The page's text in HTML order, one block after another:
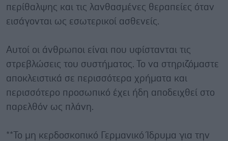
περίθαλψης και τις λανθασμένες θεραπείες όταν
εισάγονται ως εσωτερικοί ασθενείς.
Αυτοί οι άνθρωποι είναι που υφίστανται τις
στρεβλώσεις του συστήματος. Το να στηριζόμαστε
αποκλειστικά σε περισσότερα χρήματα και
περισσότερο προσωπικό έχει ήδη αποδειχθεί στο
παρελθόν ως πλάνη.
**Το μη κερδοσκοπικό Γερμανικό Ίδρυμα για την